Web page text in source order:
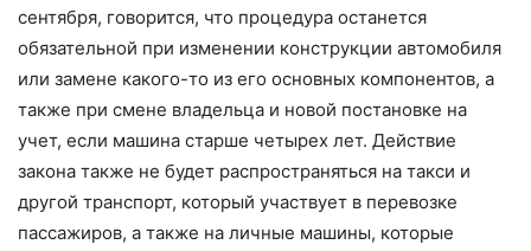
сентября, говорится, что процедура останется
обязательной при изменении конструкции автомобиля
или замене какого-то из его основных компонентов, а
также при смене владельца и новой постановке на
учет, если машина старше четырех лет. Действие
закона также не будет распространяться на такси и
другой транспорт, который участвует в перевозке
пассажиров, а также на личные машины, которые